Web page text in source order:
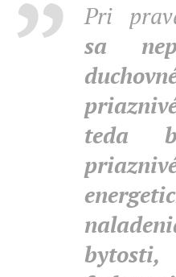
Pri
sa
teda